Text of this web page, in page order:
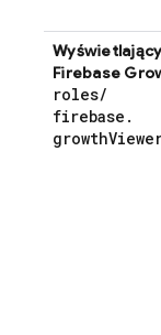
Wyświetlający
Firebase
roles/
firebase .
growth